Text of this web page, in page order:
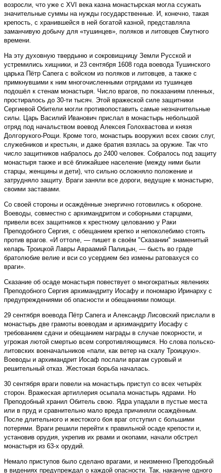
возросли, что уже с XVI века казна монастырская могла ссужать
значительные суммы на нужды государственные. И, конечно, такая
крепость, с хранившейся в ней богатой казной, представляла
заманчивую добычу для «тушинцев», поляков и литовцев Смутного
времени.
На эту духовную твердыню и сокровищницу Земли Русской и
устремились хищники, и 23 сентября 1608 года воевода Тушинского
царька Пётр Сапега с войском из поляков и литовцев, а также с
примкнувшими к ним многочисленными отрядами из тушинцев
подошёл к стенам монастыря. Число врагов, по показаниям пленных,
простиралось до 30-ти тысяч. Этой вражеской силе защитники
Сергиевой Обители могли противопоставить самые незначительные
силы. Царь Василий Иванович прислал в монастырь небольшой
отряд под начальством воевод Алексея Голохвастова и князя
Долгорукого-Рощи. Кроме того, монастырь вооружил всех своих слуг,
служебников и крестьян, и даже братия взялась за оружие. Так что
число защитников набралось до 2400 человек. Собралось под защиту
монастыря также и всё ближайшее население (между ними были
старцы, женщины и дети), что сильно осложняло положение и
затрудняло защиту. Враги заняли все дороги, ведущие к монастырю,
своими заставами.
Со своей стороны и осаждённые энергично готовились к обороне.
Вое­воды, совместно с архимандритом и соборными старцами,
привели всех защитников к крестному целованию у Раки
Преподобного Сергия, с обещанием крепко и непоколебимо стоять
против врагов. «И оттоле, — пишет в своём "Сказании" знаменитый
келарь Троицкой Лавры Авраамий Палицын, — бысть во граде
братолюбие велие и вси со усердием без измены ратовахуся со
враги».
Сказание об осаде монастыря повествует о многократных явлениях
Преподобного Сергия архимандриту Иосафу и пономарю Иринарху с
пре­дупреждениями об опасности и обещаниями помощи.
29 сентября воевода Пётр Сапега и Александр Лисовский прислали в
монастырь две грамоты воеводам и архимандриту Иосафу с
требованием сдачи и обещанием награды в случае покорности, и
угрожая лютой смертью всем сопротивляющимся. Но слова польско-
литовских военачальников «пали, как ветер на скалу Троицкую».
Воеводы и архимандрит Иосаф послали врагам суровый и
решительный отказ. Жестокая борьба началась.
30 сентября враги повели на монастырь приступ со всех четырёх
сторон. Вражеская артиллерия осыпала монастырь ядрами. Но
Преподобный хранил Обитель свою. Ядра упадали в пустые места
или в пруд и сравнительно мало вреда причиняли осаждённым.
После длительного и жестокого боя враг отступил с большими
потерями. Враги решили перейти к правильной осаде крепости и,
установив орудия, укрепив их рвами и окопами, начали обстрел
монастыря из 63-х орудий.
Немало приступов было сделано врагами, и неизменно Преподобный
в видениях предупреждал о каждой опасности. Так, накануне одного